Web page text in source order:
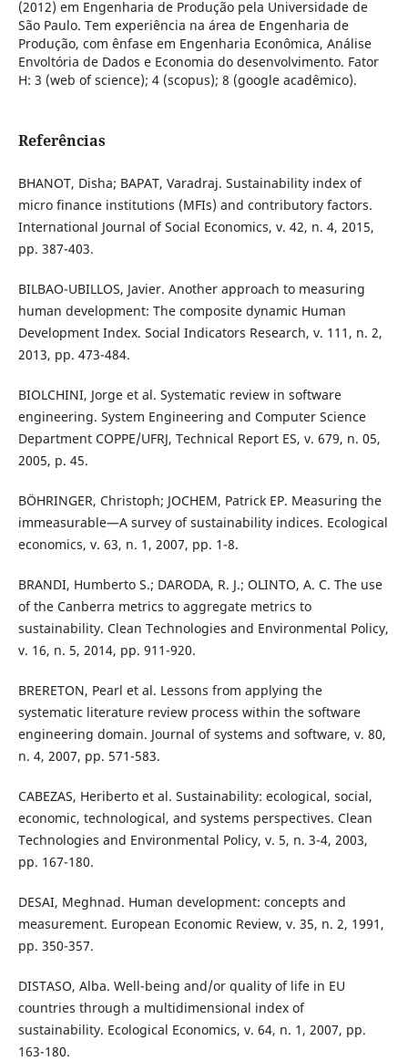
(2012) em Engenharia de Produção pela Universidade de
São Paulo. Tem experiência na área de Engenharia de
Produção, com ênfase em Engenharia Econômica, Análise
Envoltória de Dados e Economia do desenvolvimento. Fator
H: 3 (web of science); 4 (scopus); 8 (google acadêmico).
Referências
BHANOT, Disha; BAPAT, Varadraj. Sustainability index of
micro finance institutions (MFIs) and contributory factors.
International Journal of Social Economics, v. 42, n. 4, 2015,
pp. 387-403.
BILBAO-UBILLOS, Javier. Another approach to measuring
human development: The composite dynamic Human
Development Index. Social Indicators Research, v. 111, n. 2,
2013, pp. 473-484.
BIOLCHINI, Jorge et al. Systematic review in software
engineering. System Engineering and Computer Science
Department COPPE/UFRJ, Technical Report ES, v. 679, n. 05,
2005, p. 45.
BÖHRINGER, Christoph; JOCHEM, Patrick EP. Measuring the
immeasurable—A survey of sustainability indices. Ecological
economics, v. 63, n. 1, 2007, pp. 1-8.
BRANDI, Humberto S.; DARODA, R. J.; OLINTO, A. C. The use
of the Canberra metrics to aggregate metrics to
sustainability. Clean Technologies and Environmental Policy,
v. 16, n. 5, 2014, pp. 911-920.
BRERETON, Pearl et al. Lessons from applying the
systematic literature review process within the software
engineering domain. Journal of systems and software, v. 80,
n. 4, 2007, pp. 571-583.
CABEZAS, Heriberto et al. Sustainability: ecological, social,
economic, technological, and systems perspectives. Clean
Technologies and Environmental Policy, v. 5, n. 3-4, 2003,
pp. 167-180.
DESAI, Meghnad. Human development: concepts and
measurement. European Economic Review, v. 35, n. 2, 1991,
pp. 350-357.
DISTASO, Alba. Well-being and/or quality of life in EU
countries through a multidimensional index of
sustainability. Ecological Economics, v. 64, n. 1, 2007, pp.
163-180.